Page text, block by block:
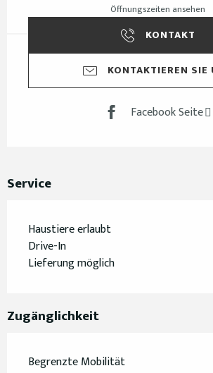
Öffnungszeiten ansehen
KONTAKT
KONTAKTIEREN SIE
Facebook Seite
Service
Haustiere erlaubt
Drive-In
Lieferung möglich
Zugänglichkeit
Begrenzte Mobilität